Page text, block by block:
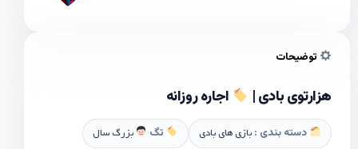
توضیحات
هزارتوی بادی | اجاره روزانه
دسته بندی : بازی های بادی تگ بزرگ سال